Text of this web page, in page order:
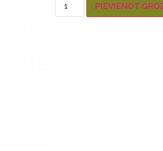
PIEVIENOT